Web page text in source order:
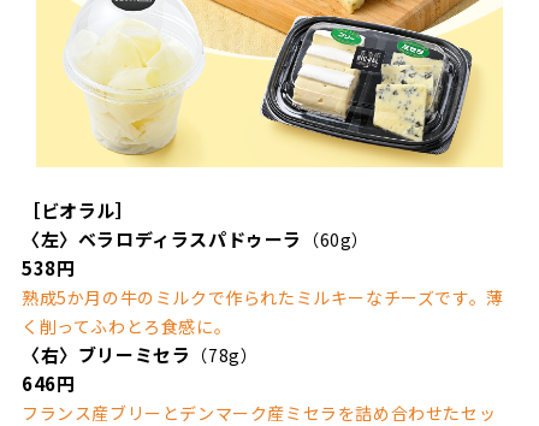
［ビオラル］
〈左〉ベラロディラスパドゥーラ
（60g）
538円
熟成5か月の牛のミルクで作られたミルキーなチーズです。薄
く削ってふわとろ食感に。
〈右〉ブリーミセラ （78g）
646円
フランス産ブリーとデンマーク産ミセラを詰め合わせたセッ